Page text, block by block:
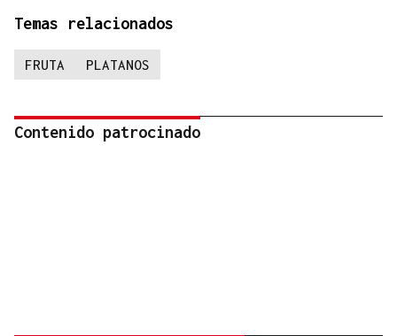
Temas relacionados
FRUTA PLATANOS
Contenido patrocinado